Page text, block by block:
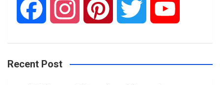
c s n i u
Recent Post